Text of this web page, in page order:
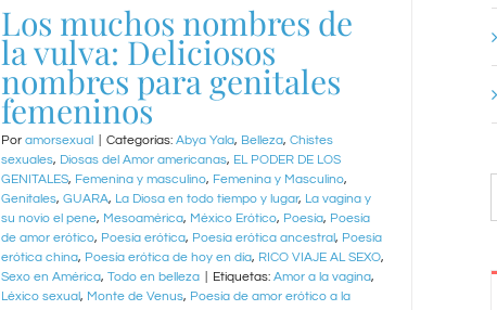
Los muchos nombres de
la vulva: Deliciosos
nombres para genitales
femeninos
Por amorsexual Categorías: Abya Yala, Belleza, Chistes
sexuales, Diosas del Amor americanas, EL PODER DE LOS
GENITALES, Femenina y masculino, Femenina y Masculino,
Genitales, GUARA, La Diosa en todo tiempo y lugar, La vagina y
su novio el pene, Mesoamérica, México Erótico, Poesía, Poesía
de amor erótico, Poesía erótica, Poesía erótica ancestral, Poesía
erótica china, Poesía erótica de hoy en día, RICO VIAJE AL SEXO,
Sexo en América, Todo en belleza Etiquetas: Amor a la vagina,
Léxico sexual, Monte de Venus, Poesía de amor erótico a la